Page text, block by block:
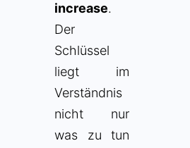
increase.
Der
Schlüssel
liegt im
Verständnis
nicht nur
was zu tun